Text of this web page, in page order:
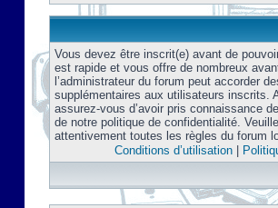
Vous devez être inscrit(e) avant de
est rapide et vous offre de nombreux
l’administrateur du forum peut accorder
supplémentaires aux utilisateurs inscrits.
assurez-vous d’avoir pris connaissance
de notre politique de confidentialité.
attentivement toutes les règles du forum
Conditions d’utilisation|